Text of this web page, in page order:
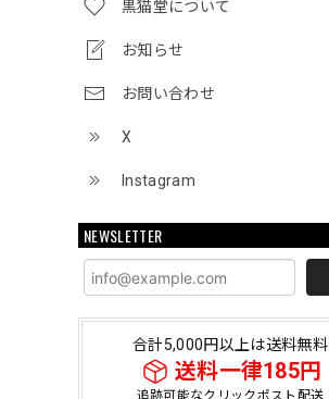
黒猫堂について
お知らせ
お問い合わせ
X
Instagram
NEWSLETTER
合計5,000円以上は送料無料
送料一律185円
追跡可能なクリックポスト配送